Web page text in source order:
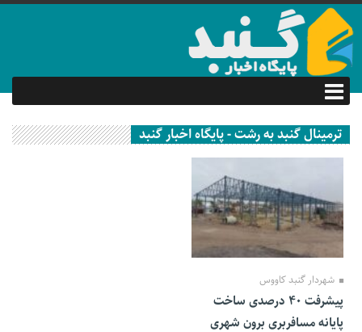
ترمینال گنبد به رشت - پایگاه اخبار گنبد
شهردار گنبد کاووس
پیشرفت ۴۰ درصدی ساخت
پایانه مسافربری برون شهری